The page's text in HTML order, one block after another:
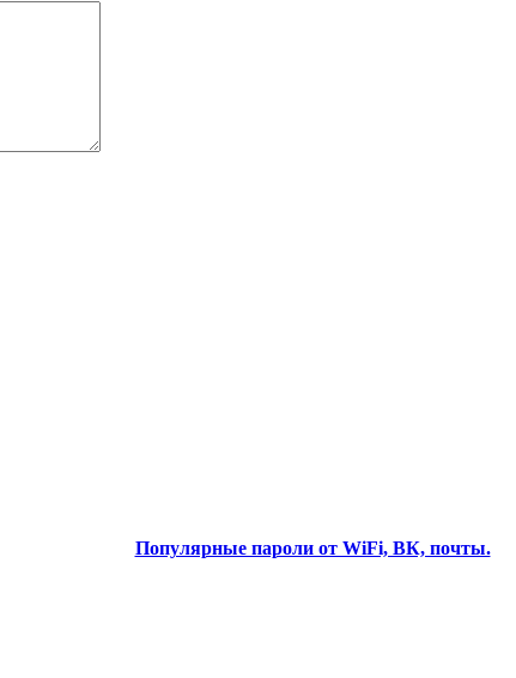
Популярные пароли от WiFi, ВК, почты.